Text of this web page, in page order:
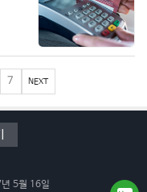
7 NEXT
5월 16일